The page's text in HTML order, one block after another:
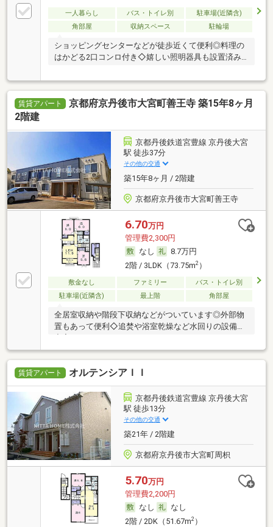
一人暮らし バス・トイレ別
駐車場(近隣含)
角部屋
収納スペース 駐輪場
ショッピングセンターなどが徒歩近くて便利◎料理の
はかどる2口コンロ付き◇嬉しい照明器具も設置済み
賃貸アパート
京都府京丹後市大宮町善王寺 築15年8ヶ月
2階建
京都丹後鉄道宮豊線 京丹後大宮
駅 徒歩37分
その他の交通
築15年8ヶ月 / 2階建
京都府京丹後市大宮町善王寺
6.70万円
管理費2,300円
なし
8.7万円
2階 / 3LDK（73.75m2）
敷金なし ファミリー
バス・トイレ別
駐車場(近隣含)
最上階 角部屋
全居室収納や階段下収納などがついています◎外部物
置もあって便利◇追焚や浴室乾燥など水回りの設備も
賃貸アパート オルテンシアＩＩ
京都丹後鉄道宮豊線 京丹後大宮
駅 徒歩13分
その他の交通
築21年 / 2階建
京都府京丹後市大宮町周枳
5.70万円
管理費2,200円
なし
なし
2階 / 2DK（51.67m2）